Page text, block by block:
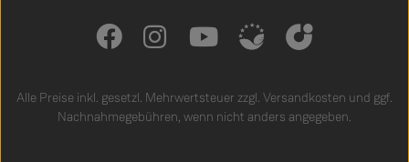
Alle Preise inkl. gesetzl. Mehrwertsteuer zzgl. Versandkosten und ggf.
Nachnahmegebühren, wenn nicht anders angegeben.